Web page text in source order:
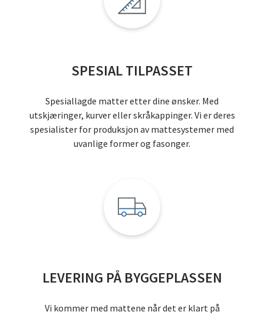
SPESIAL TILPASSET
Spesiallagde matter etter dine ønsker. Med
utskjæringer, kurver eller skråkappinger. Vi er deres
spesialister for produksjon av mattesystemer med
uvanlige former og fasonger.
LEVERING PÅ BYGGEPLASSEN
Vi kommer med mattene når det er klart på